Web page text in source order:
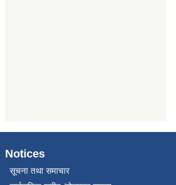
Notices
सूचना तथा समाचार